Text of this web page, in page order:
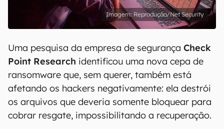
Reprodução/Net Security
Uma pesquisa da empresa de segurança Check
Point Research identificou uma nova cepa de
ransomware que, sem querer, também está
afetando os hackers negativamente: ela destrói
os arquivos que deveria somente bloquear para
cobrar resgate, impossibilitando a recuperação.